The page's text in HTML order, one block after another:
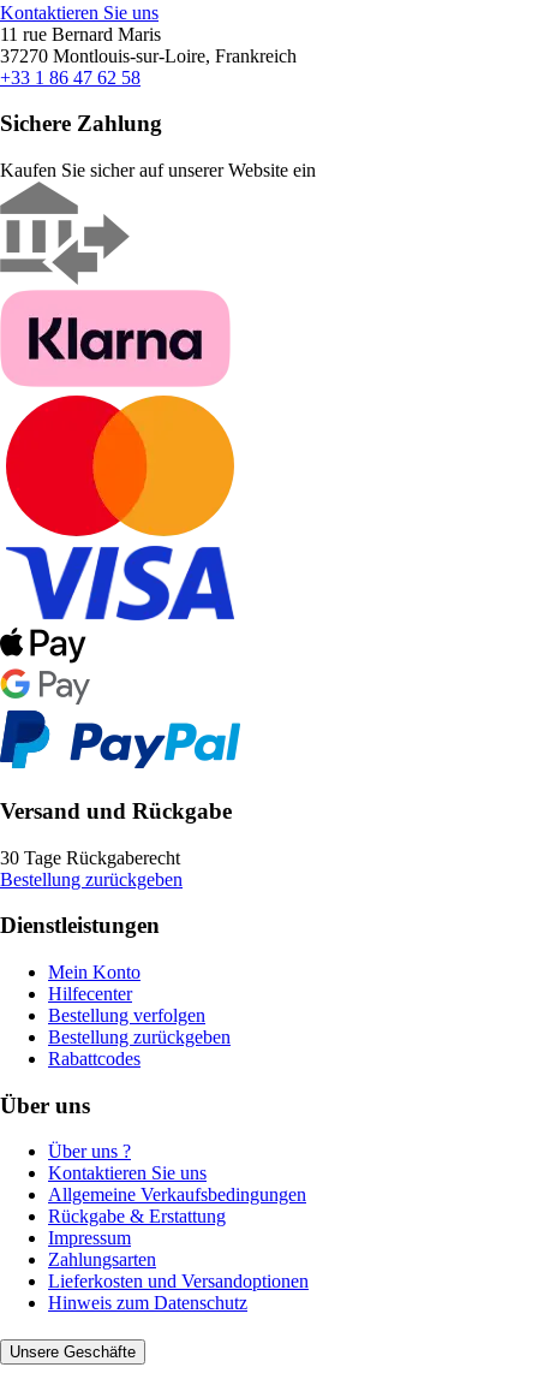
Kontaktieren Sie uns
11 rue Bernard Maris
37270 Montlouis-sur-Loire, Frankreich
+33 1 86 47 62 58
Sichere Zahlung
Kaufen Sie sicher auf unserer Website ein
Versand und Rückgabe
30 Tage Rückgaberecht
Bestellung zurückgeben
Dienstleistungen
Mein Konto
Hilfecenter
Bestellung verfolgen
Bestellung zurückgeben
Rabattcodes
Über uns
Über uns ?
Kontaktieren Sie uns
Allgemeine Verkaufsbedingungen
Rückgabe & Erstattung
Impressum
Zahlungsarten
Lieferkosten und Versandoptionen
Hinweis zum Datenschutz
Unsere Geschäfte